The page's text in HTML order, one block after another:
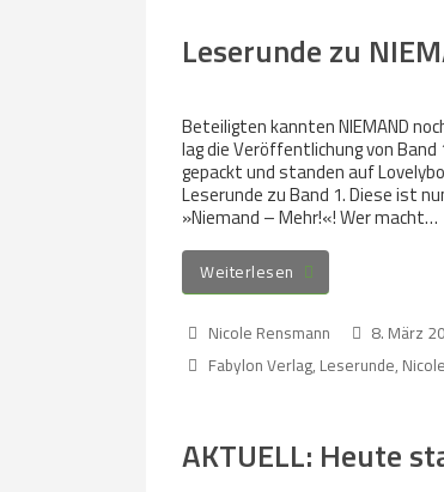
Leserunde zu
Beteiligten kannten NIEMAND
lag die Veröffentlichung von
gepackt und standen auf
Leserunde zu Band 1. Diese ist
»Niemand – Mehr!«! Wer macht…
Weiterlesen
Nicole Rensmann 8. März
Fabylon Verlag, Leserunde,
AKTUELL: Heute